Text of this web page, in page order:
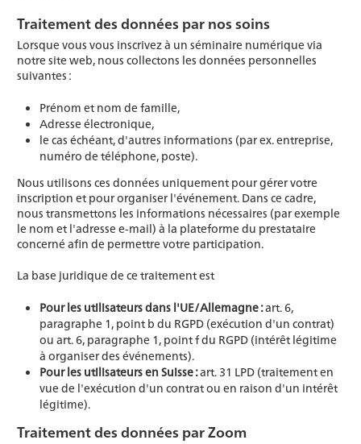
Traitement des données par nos soins
Lorsque vous vous inscrivez à un séminaire numérique via
notre site web, nous collectons les données personnelles
suivantes :
Prénom et nom de famille,
Adresse électronique,
le cas échéant, d'autres informations (par ex. entreprise,
numéro de téléphone, poste).
Nous utilisons ces données uniquement pour gérer votre
inscription et pour organiser l'événement. Dans ce cadre,
nous transmettons les informations nécessaires (par exemple
le nom et l'adresse e-mail) à la plateforme du prestataire
concerné afin de permettre votre participation.
La base juridique de ce traitement est
Pour les utilisateurs dans l'UE/Allemagne :art. 6,
paragraphe 1, point b du RGPD (exécution d'un contrat)
ou art. 6, paragraphe 1, point f du RGPD (intérêt légitime
à organiser des événements).
Pour les utilisateurs en Suisse :art. 31 LPD (traitement en
vue de l'exécution d'un contrat ou en raison d'un intérêt
légitime).
Traitement des données par Zoom